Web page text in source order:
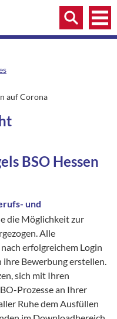
Menü
Suche
auf Corona
BSO Hessen
und
die Möglichkeit zur
Alle
erfolgreichem Login
ihre Bewerbung erstellen.
sich mit Ihren
Prozesse an Ihrer
Ruhe dem Ausfüllen